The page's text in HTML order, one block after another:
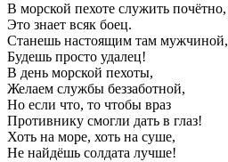
В морской пехоте служить почётно,
Это знает всяк боец.
Станешь настоящим там мужчиной,
Будешь просто удалец!
В день морской пехоты,
Желаем службы беззаботной,
Но если что, то чтобы враз
Противнику смогли дать в глаз!
Хоть на море, хоть на суше,
Не найдёшь солдата лучше!